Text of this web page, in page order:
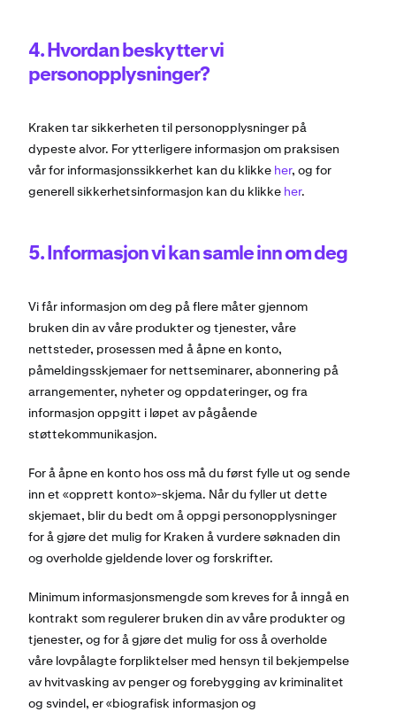
4. Hvordan beskytter vi
personopplysninger?
Kraken tar sikkerheten til personopplysninger på
dypeste alvor. For ytterligere informasjon om praksisen
vår for informasjonssikkerhet kan du klikke her, og for
generell sikkerhetsinformasjon kan du klikke her.
5. Informasjon vi kan samle inn om deg
Vi får informasjon om deg på flere måter gjennom
bruken din av våre produkter og tjenester, våre
nettsteder, prosessen med å åpne en konto,
påmeldingsskjemaer for nettseminarer, abonnering på
arrangementer, nyheter og oppdateringer, og fra
informasjon oppgitt i løpet av pågående
støttekommunikasjon.
For å åpne en konto hos oss må du først fylle ut og sende
inn et «opprett konto»-skjema. Når du fyller ut dette
skjemaet, blir du bedt om å oppgi personopplysninger
for å gjøre det mulig for Kraken å vurdere søknaden din
og overholde gjeldende lover og forskrifter.
Minimum informasjonsmengde som kreves for å inngå en
kontrakt som regulerer bruken din av våre produkter og
tjenester, og for å gjøre det mulig for oss å overholde
våre lovpålagte forpliktelser med hensyn til bekjempelse
av hvitvasking av penger og forebygging av kriminalitet
og svindel, er «biografisk informasjon og